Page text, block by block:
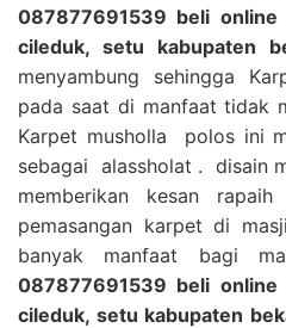
087877691539 beli
cileduk, setu kabupaten
menyambung sehingga
pada saat di manfaat tidak
Karpet musholla polos ini
sebagai alassholat . disain
memberikan kesan
pemasangan karpet di
banyak manfaat bagi
087877691539 beli
cileduk, setu kabupaten